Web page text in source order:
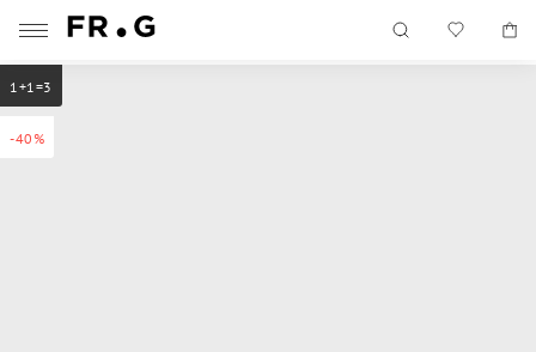
-40%
1+1=3